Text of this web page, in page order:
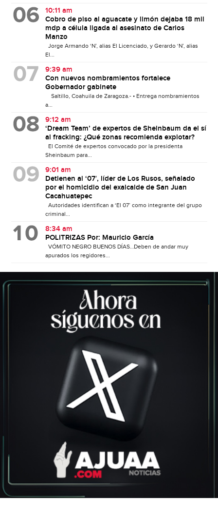
10:11 am
Cobro de piso al aguacate y limón dejaba 18 mil
mdp a célula ligada al asesinato de Carlos
Manzo
Jorge Armando ‘N’, alias El Licenciado, y Gerardo ‘N’, alias
El...
9:39 am
Con nuevos nombramientos fortalece
Gobernador gabinete
Saltillo, Coahuila de Zaragoza.- • Entrega nombramientos
a...
9:12 am
‘Dream Team’ de expertos de Sheinbaum da el sí
al fracking: ¿Qué zonas recomienda explotar?
El Comité de expertos convocado por la presidenta
Sheinbaum para...
9:01 am
Detienen al ‘07′, líder de Los Rusos, señalado
por el homicidio del exalcalde de San Juan
Cacahuatepec
Autoridades identifican a ‘El 07’ como integrante del grupo
criminal...
8:34 am
POLITRIZAS Por: Mauricio García
VÓMITO NEGRO BUENOS DÍAS…Deben de andar muy
apurados los regidores...